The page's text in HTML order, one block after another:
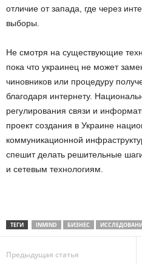
отличие от запада, где через
выборы.
Не смотря на существующие
пока что украинец не может
чиновников или процедуру
благодаря интернету.
регулирования связи и
проект создания в Украине
коммуникационной
спешит делать решительные
и сетевым технологиям.
ТЕГИ INMIND БИЗНЕС
Предыдущая статья